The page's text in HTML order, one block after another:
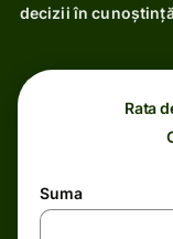
decizii în
Rata
Suma